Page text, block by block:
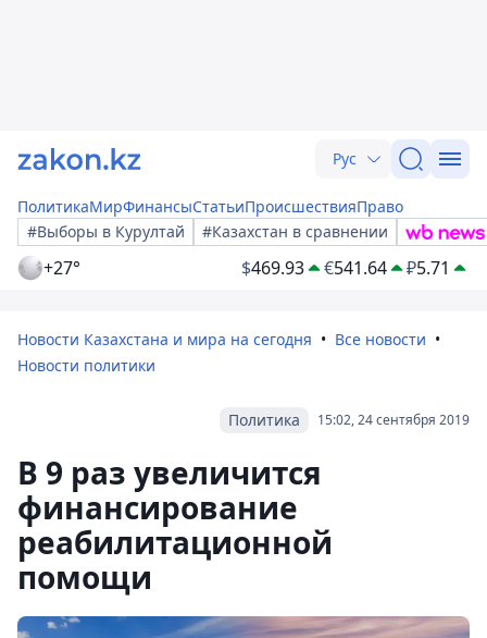
Рус
ПолитикаМирФинансыСтатьиПроисшествияПраво
#Выборы в Курултай
#Казахстан в сравнении
+27° $469.93 €541.64 ₽5.71
Новости Казахстана и мира на сегодня
Все новости
Новости политики
15:02, 24 сентября 2019
Политика
В 9 раз увеличится
финансирование
реабилитационной
помощи